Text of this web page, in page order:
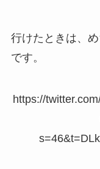
行けたときは、
です。
https://